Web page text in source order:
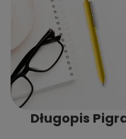
Długopis